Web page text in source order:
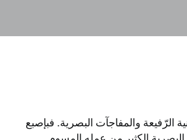
والمفاجآت البصرية. فبإصبع